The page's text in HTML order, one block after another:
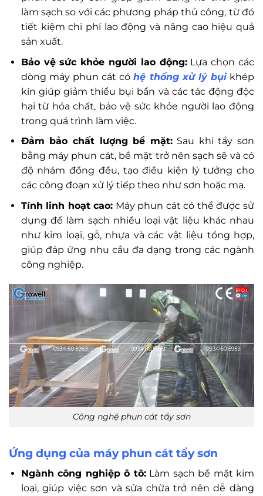
làm sạch so với các phương pháp thủ công, từ đó
tiết kiệm chi phí lao động và nâng cao hiệu quả
sản xuất.
Bảo vệ sức khỏe người lao động:Lựa chọn các
dòng máy phun cát cóhệ thống xử lý bụikhép
kín giúp giảm thiểu bụi bẩn và các tác động độc
hại từ hóa chất, bảo vệ sức khỏe người lao động
trong quá trình làm việc.
Đảm bảo chất lượng bề mặt:Sau khi tẩy sơn
bằng máy phun cát, bề mặt trở nên sạch sẽ và có
độ nhám đồng đều, tạo điều kiện lý tưởng cho
các công đoạn xử lý tiếp theo như sơn hoặc mạ.
Tính linh hoạt cao: Máy phun cát có thể được sử
dụng để làm sạch nhiều loại vật liệu khác nhau
như kim loại, gỗ, nhựa và các vật liệu tổng hợp,
giúp đáp ứng nhu cầu đa dạng trong các ngành
công nghiệp.
Công nghệ phun cát tẩy sơn
Ứng dụng của máy phun cát tẩy sơn
Ngành công nghiệp ô tô:Làm sạch bề mặt kim
loại, giúp việc sơn và sửa chữa trở nên dễ dàng